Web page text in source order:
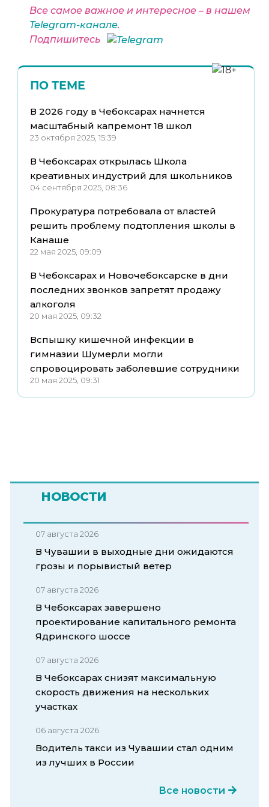
Все самое важное и интересное – в нашем
Telegram-канале.
Подпишитесь
ПО ТЕМЕ
В 2026 году в Чебоксарах начнется
масштабный капремонт 18 школ
23 октября 2025, 15:39
В Чебоксарах открылась Школа
креативных индустрий для школьников
04 сентября 2025, 08:36
Прокуратура потребовала от властей
решить проблему подтопления школы в
Канаше
22 мая 2025, 09:09
В Чебоксарах и Новочебоксарске в дни
последних звонков запретят продажу
алкоголя
20 мая 2025, 09:32
Вспышку кишечной инфекции в
гимназии Шумерли могли
спровоцировать заболевшие сотрудники
20 мая 2025, 09:31
НОВОСТИ
07 августа 2026
В Чувашии в выходные дни ожидаются
грозы и порывистый ветер
07 августа 2026
В Чебоксарах завершено
проектирование капитального ремонта
Ядринского шоссе
07 августа 2026
В Чебоксарах снизят максимальную
скорость движения на нескольких
участках
06 августа 2026
Водитель такси из Чувашии стал одним
из лучших в России
Все новости